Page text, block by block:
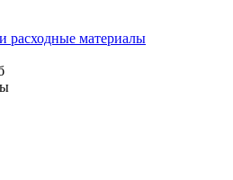
расходные материалы